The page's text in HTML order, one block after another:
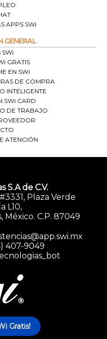
Control de
APPS SWi
GENERAL
SWi
GRATIS
EN SWi
DE COMPRA
INTELIGENTE
SWi CARD
DE TRABAJO
ATENCIÓN
S.A de C.V.
Plaza Verde
L10,
México. C.P. 87049
407-9049
Gratis!